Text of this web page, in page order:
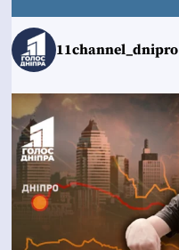
11channel_dnipro